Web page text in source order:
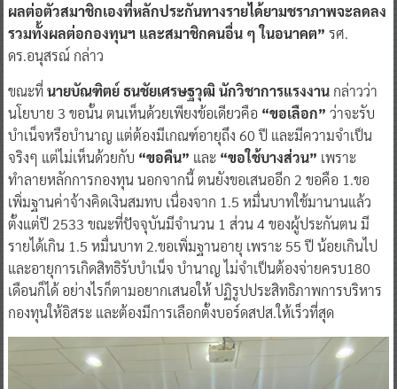
ผลต่อตัวสมาชิกเองที่หลักประกันทางรายได้ยามชราภาพจะลดลง
รวมทั้งผลต่อกองทุนฯ และสมาชิกคนอื่น ๆ ในอนาคต” รศ.
ดร.อนุสรณ์ กล่าว
ขณะที่นายบัณฑิตย์ ธนชัยเศรษฐวุฒิ นักวิชาการแรงงาน กล่าวว่า
นโยบาย 3 ขอนั้น ตนเห็นด้วยเพียงข้อเดียวคือ “ขอเลือก” ว่าจะรับ
บำเน็จหรือบำนาญ แต่ต้องมีเกณฑ์อายุถึง 60 ปี และมีความจำเป็น
จริงๆ แต่ไม่เห็นด้วยกับ “ขอคืน” และ “ขอใช้บางส่วน” เพราะ
ทำลายหลักการกองทุน นอกจากนี้ ตนยังขอเสนออีก 2 ขอคือ 1.ขอ
เพิ่มฐานค่าจ้างคิดเงินสมทบ เนื่องจาก 1.5 หมื่นบาทใช้มานานแล้ว
ตั้งแต่ปี 2533 ขณะที่ปัจจุบันมีจำนวน 1 ส่วน 4 ของผู้ประกันตน มี
รายได้เกิน 1.5 หมื่นบาท 2.ขอเพิ่มฐานอายุ เพราะ 55 ปี น้อยเกินไป
และอายุการเกิดสิทธิรับบำเน็จ บำนาญ ไม่จำเป็นต้องจ่ายครบ180
เดือนก็ได้ อย่างไรก็ตามอยากเสนอให้ ปฏิรูปประสิทธิภาพการบริหาร
กองทุนให้อิสระ และต้องมีการเลือกตั้งบอร์ดสปส.ให้เร็วที่สุด